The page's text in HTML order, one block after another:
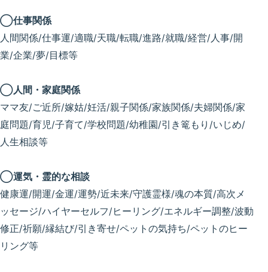
◯仕事関係
人間関係/仕事運/適職/天職/転職/進路/就職/経営/人事/開
業/企業/夢/目標等
◯人間・家庭関係
ママ友/ご近所/嫁姑/妊活/親子関係/家族関係/夫婦関係/家
庭問題/育児/子育て/学校問題/幼稚園/引き篭もり/いじめ/
人生相談等
◯運気・霊的な相談
健康運/開運/金運/運勢/近未来/守護霊様/魂の本質/高次メ
ッセージ/ハイヤーセルフ/ヒーリング/エネルギー調整/波動
修正/祈願/縁結び/引き寄せ/ペットの気持ち/ペットのヒー
リング等